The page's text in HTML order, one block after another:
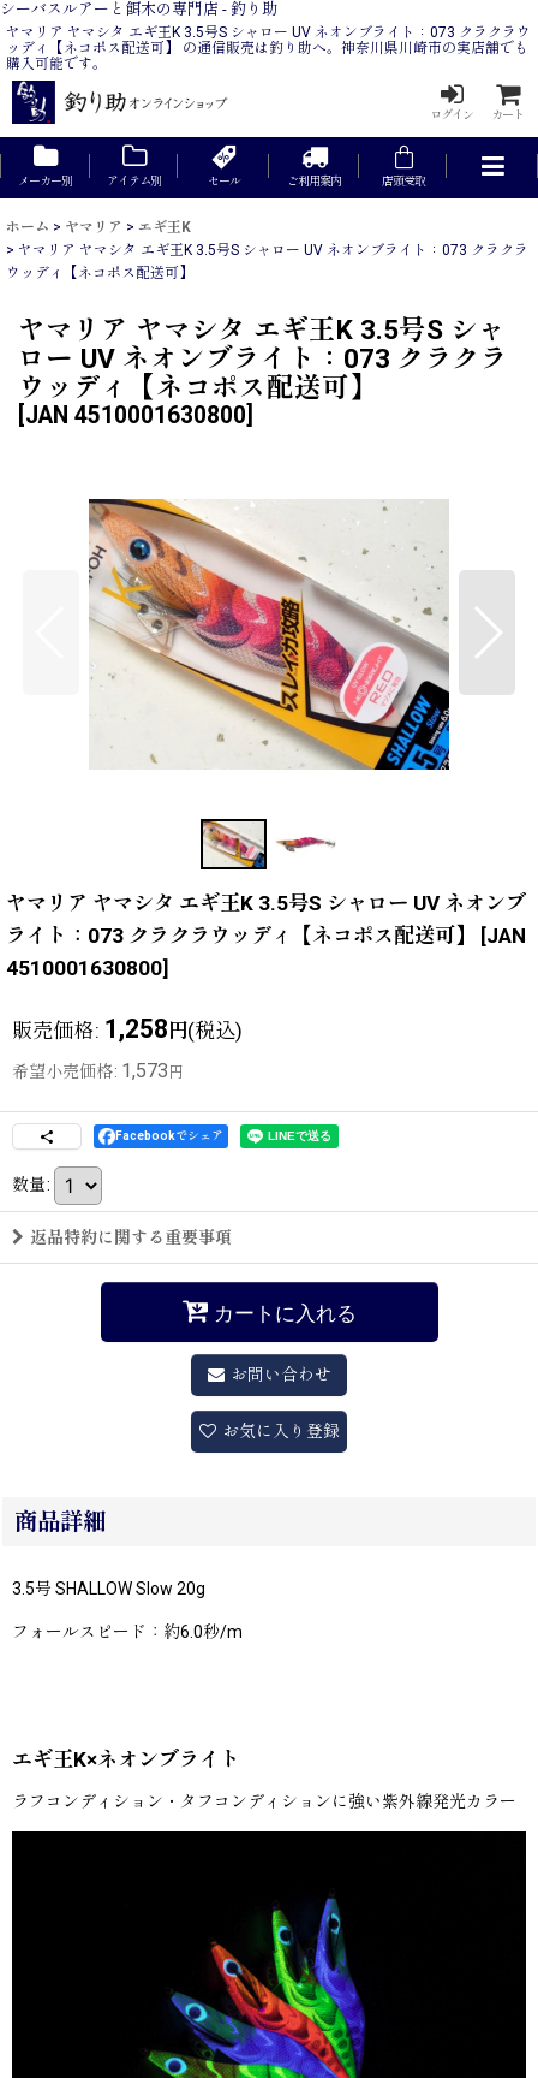
シーバスルアーと餌木の専門店 - 釣り助
ヤマリア ヤマシタ エギ王K 3.5号S シャロー UV ネオンブライト：073 クラクラウ
ッディ【ネコポス配送可】 の通信販売は釣り助へ。神奈川県川崎市の実店舗でも
購入可能です。
ログイン カート
メーカー別 アイテム別 セール ご利用案内 店頭受取
ホーム > ヤマリア > エギ王K
> ヤマリア ヤマシタ エギ王K 3.5号S シャロー UV ネオンブライト：073 クラクラ
ウッディ【ネコポス配送可】
ヤマリア ヤマシタ エギ王K 3.5号S シャ
ロー UV ネオンブライト：073 クラクラ
ウッディ【ネコポス配送可】
JAN 4510001630800
ヤマリア ヤマシタ エギ王K 3.5号S シャロー UV ネオンブ
ライト：073 クラクラウッディ【ネコポス配送可】
[JAN
4510001630800]
販売価格: 1,258円(税込)
希望小売価格: 1,573 円
Facebookでシェア
数量:
返品特約に関する重要事項
カートに入れる
お問い合わせ
お気に入り登録
商品詳細
3.5号 SHALLOW Slow 20g
フォールスピード：約6.0秒/m
エギ王K×ネオンブライト
ラフコンディション・タフコンディションに強い紫外線発光カラー